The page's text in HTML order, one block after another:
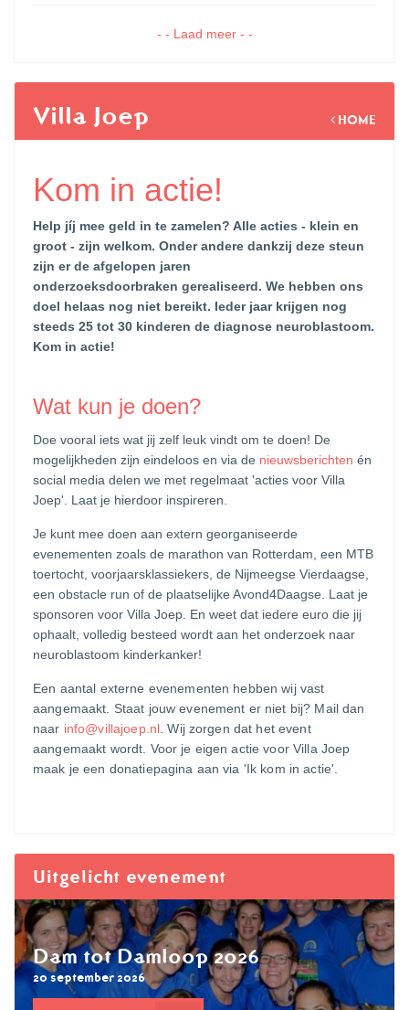
- - Laad meer - -
HOME
Villa Joep
Kom in actie!
Help jíj mee geld in te zamelen? Alle acties - klein en
groot - zijn welkom. Onder andere dankzij deze steun
zijn er de afgelopen jaren
onderzoeksdoorbraken gerealiseerd. We hebben ons
doel helaas nog niet bereikt. Ieder jaar krijgen nog
steeds 25 tot 30 kinderen de diagnose neuroblastoom.
Kom in actie!
Wat kun je doen?
Doe vooral iets wat jij zelf leuk vindt om te doen! De
mogelijkheden zijn eindeloos en via de nieuwsberichten én
social media delen we met regelmaat 'acties voor Villa
Joep'. Laat je hierdoor inspireren.
Je kunt mee doen aan extern georganiseerde
evenementen zoals de marathon van Rotterdam, een MTB
toertocht, voorjaarsklassiekers, de Nijmeegse Vierdaagse,
een obstacle run of de plaatselijke Avond4Daagse. Laat je
sponsoren voor Villa Joep. En weet dat iedere euro die jij
ophaalt, volledig besteed wordt aan het onderzoek naar
neuroblastoom kinderkanker!
Een aantal externe evenementen hebben wij vast
aangemaakt. Staat jouw evenement er niet bij? Mail dan
naar info@villajoep.nl . Wij zorgen dat het event
aangemaakt wordt. Voor je eigen actie voor Villa Joep
maak je een donatiepagina aan via 'Ik kom in actie'.
Uitgelicht evenement
Dam tot Damloop 2026
20 september 2026